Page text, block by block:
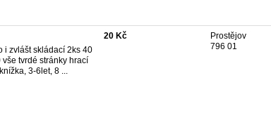
i zvlášt skládací 2ks 40
tvrdé stránky hrací
3-6let, 8 ...
20 Kč
Prostějov
796 01